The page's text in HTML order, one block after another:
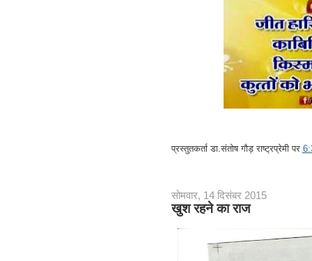
प्रस्तुतकर्ताडा.संतोष गौड़ राष्ट्रप्रेमी पर
सोमवार, 14 दिसंबर 2015
खुश रहने का राज